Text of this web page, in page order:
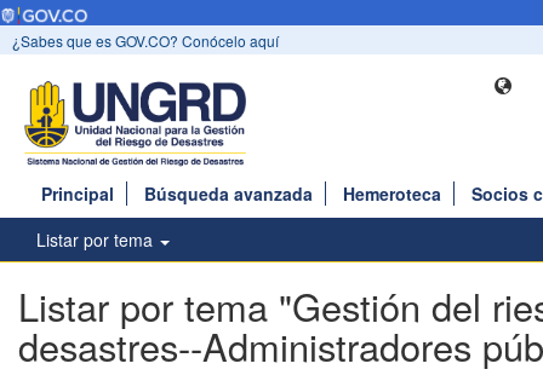
¿Sabes que es GOV.CO? Conócelo aquí
Principal Búsqueda avanzada Hemeroteca
Socios
Listar por tema
Listar por tema "Gestión del
desastres--Administradores